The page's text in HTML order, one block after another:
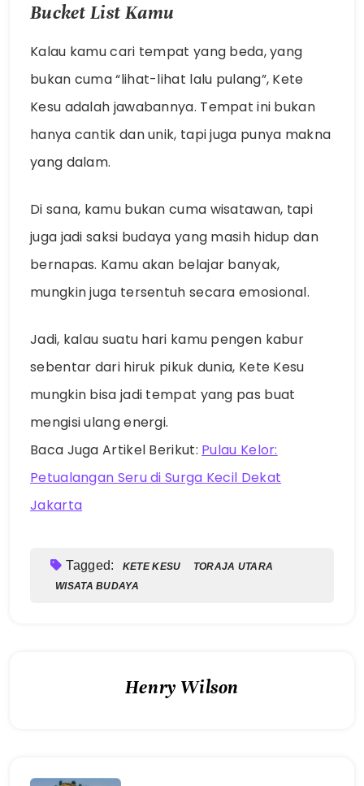
Bucket List Kamu
Kalau kamu cari tempat yang beda, yang
bukan cuma “lihat-lihat lalu pulang”, Kete
Kesu adalah jawabannya. Tempat ini bukan
hanya cantik dan unik, tapi juga punya makna
yang dalam.
Di sana, kamu bukan cuma wisatawan, tapi
juga jadi saksi budaya yang masih hidup dan
bernapas. Kamu akan belajar banyak,
mungkin juga tersentuh secara emosional.
Jadi, kalau suatu hari kamu pengen kabur
sebentar dari hiruk pikuk dunia, Kete Kesu
mungkin bisa jadi tempat yang pas buat
mengisi ulang energi.
Baca Juga Artikel Berikut: Pulau Kelor:
Petualangan Seru di Surga Kecil Dekat
Jakarta
Tagged: KETE KESU
TORAJA UTARA
WISATA BUDAYA
Henry Wilson